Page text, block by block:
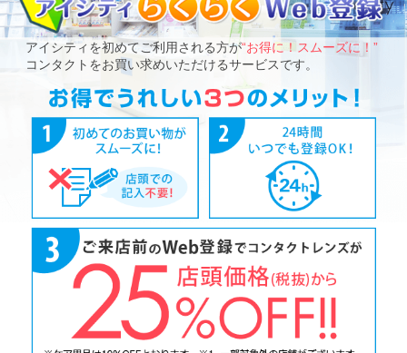
まずはご希望の店舗を検索
ご登録はこちらから
Web登録方法